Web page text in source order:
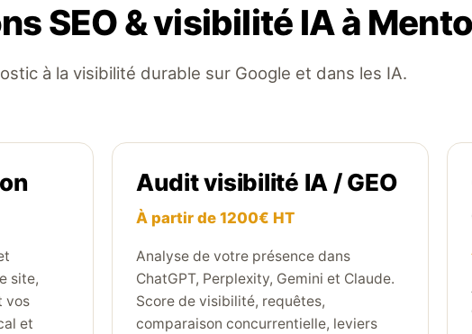
SEO & visibilité IA à
à la visibilité durable sur Google et dans les IA.
site,
vos
et
Audit visibilité IA / GEO
À partir de 1200€ HT
Analyse de votre présence dans
ChatGPT, Perplexity, Gemini et Claude.
Score de visibilité, requêtes,
comparaison concurrentielle, leviers